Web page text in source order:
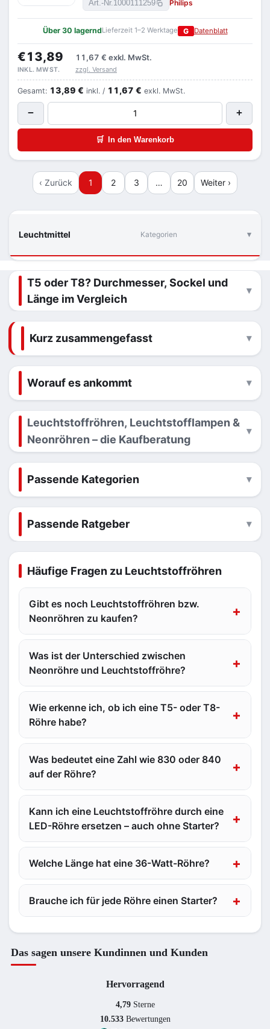
Leuchtmittel Kategorien
Art.-Nr. 1000111259 Philips
Über 30 lagerndLieferzeit 1–2 Werktage G Datenblatt
€13,89 11,67 € exkl. MwSt.
INKL. MWST. zzgl. Versand
Gesamt: 13,89 € inkl. / 11,67 € exkl. MwSt.
− +
🛒 In den Warenkorb
‹ Zurück 1 2 3 … 20 Weiter ›
T5 oder T8? Durchmesser, Sockel und
Länge im Vergleich
Kurz zusammengefasst
Worauf es ankommt
Leuchtstoffröhren, Leuchtstofflampen &
Neonröhren – die Kaufberatung
Passende Kategorien
Passende Ratgeber
Häufige Fragen zu Leuchtstoffröhren
Gibt es noch Leuchtstoffröhren bzw.
Neonröhren zu kaufen?
Was ist der Unterschied zwischen
Neonröhre und Leuchtstoffröhre?
Wie erkenne ich, ob ich eine T5- oder T8-
Röhre habe?
Was bedeutet eine Zahl wie 830 oder 840
auf der Röhre?
Kann ich eine Leuchtstoffröhre durch eine
LED-Röhre ersetzen – auch ohne Starter?
Welche Länge hat eine 36-Watt-Röhre?
Brauche ich für jede Röhre einen Starter?
Das sagen unsere Kundinnen und Kunden
Hervorragend
4,79 Sterne
10.533 Bewertungen